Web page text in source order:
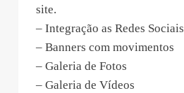
site.
– Integração as Redes Sociais
– Banners com movimentos
– Galeria de Fotos
– Galeria de Vídeos